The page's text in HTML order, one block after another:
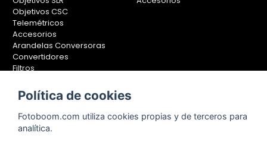
Objetivos CSC
Telemétricos
Accesorios
Arandelas Conversoras
Convertidores
Filtros
Calibradores
Soportes Fotografía
Monopiés
Política de cookies
Fotoboom.com utiliza cookies propias y de terceros para
analítica.